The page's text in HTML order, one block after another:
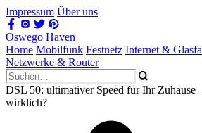
Impressum Über uns
Oswego Haven
Home Mobilfunk Festnetz Internet &
Netzwerke & Router
DSL 50: ultimativer Speed für Ihr Zuhause
wirklich?